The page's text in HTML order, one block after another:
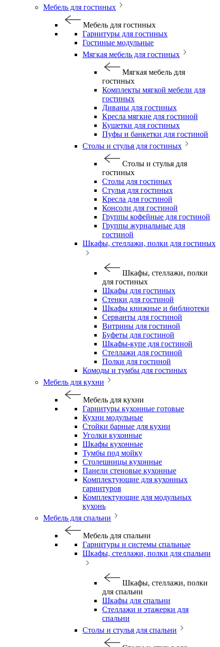
Мебель для гостиных
Мебель для гостиных
Гарнитуры для гостиных
Гостиные модульные
Мягкая мебель для гостиных
Мягкая мебель для
гостиных
Комплекты мягкой мебели для
гостиных
Диваны для гостиных
Кресла мягкие для гостиной
Кушетки для гостиных
Пуфы и банкетки для гостиной
Столы и стулья для гостиных
Столы и стулья для
гостиных
Столы для гостиных
Стулья для гостиных
Кресла для гостиной
Консоли для гостиной
Группы кофейные для гостиной
Группы журнальные для
гостиной
Шкафы, стеллажи, полки для гостиных
Шкафы, стеллажи, полки
для гостиных
Шкафы для гостиных
Стенки для гостиной
Шкафы книжные и библиотеки
Серванты для гостиной
Витрины для гостиной
Буфеты для гостиной
Шкафы-купе для гостиной
Стеллажи для гостиной
Полки для гостиной
Комоды и тумбы для гостиных
Мебель для кухни
Мебель для кухни
Гарнитуры кухонные готовые
Кухни модульные
Стойки барные для кухни
Уголки кухонные
Шкафы кухонные
Тумбы под мойку
Столешницы кухонные
Панели стеновые кухонные
Комплектующие для кухонных
гарнитуров
Комплектующие для модульных
кухонь
Мебель для спальни
Мебель для спальни
Гарнитуры и системы спальные
Шкафы, стеллажи, полки для спальни
Шкафы, стеллажи, полки
для спальни
Шкафы для спальни
Стеллажи и этажерки для
спальни
Столы и стулья для спальни